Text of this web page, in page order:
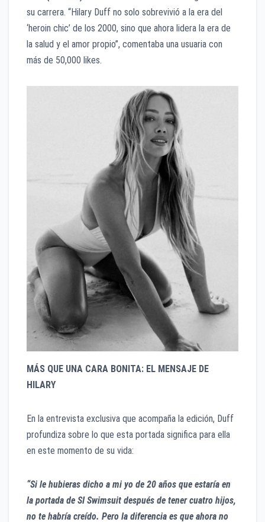
su carrera. “Hilary Duff no solo sobrevivió a la era del
‘heroin chic’ de los 2000, sino que ahora lidera la era de
la salud y el amor propio”, comentaba una usuaria con
más de 50,000 likes.
MÁS QUE UNA CARA BONITA: EL MENSAJE DE
HILARY
En la entrevista exclusiva que acompaña la edición, Duff
profundiza sobre lo que esta portada significa para ella
en este momento de su vida:
“Si le hubieras dicho a mi yo de 20 años que estaría en
la portada de SI Swimsuit después de tener cuatro hijos,
no te habría creído. Pero la diferencia es que ahora no